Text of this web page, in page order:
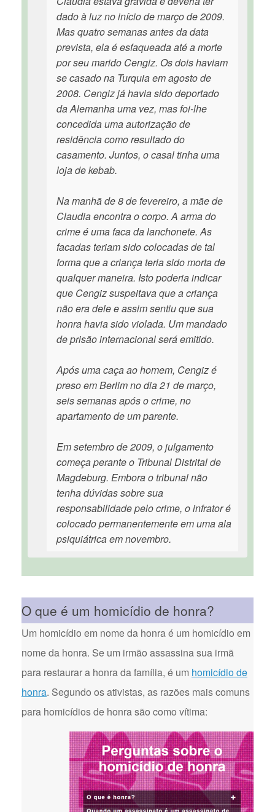
dado à luz no início de março de 2009.
Mas quatro semanas antes da data
prevista, ela é esfaqueada até a morte
por seu marido Cengiz. Os dois haviam
se casado na Turquia em agosto de
2008. Cengiz já havia sido deportado
da Alemanha uma vez, mas foi-lhe
concedida uma autorização de
residência como resultado do
casamento. Juntos, o casal tinha uma
loja de kebab.
Na manhã de 8 de fevereiro, a mãe de
Claudia encontra o corpo. A arma do
crime é uma faca da lanchonete. As
facadas teriam sido colocadas de tal
forma que a criança teria sido morta de
qualquer maneira. Isto poderia indicar
que Cengiz suspeitava que a criança
não era dele e assim sentiu que sua
honra havia sido violada. Um mandado
de prisão internacional será emitido.
Após uma caça ao homem, Cengiz é
preso em Berlim no dia 21 de março,
seis semanas após o crime, no
apartamento de um parente.
Em setembro de 2009, o julgamento
começa perante o Tribunal Distrital de
Magdeburg. Embora o tribunal não
tenha dúvidas sobre sua
responsabilidade pelo crime, o infrator é
colocado permanentemente em uma ala
psiquiátrica em novembro.
O que é um homicídio de honra?
Um homicídio em nome da honra é um homicídio em
nome da honra. Se um irmão assassina sua irmã
para restaurar a honra da família, é um homicídio de
honra. Segundo os ativistas, as razões mais comuns
para homicídios de honra são como vítima: